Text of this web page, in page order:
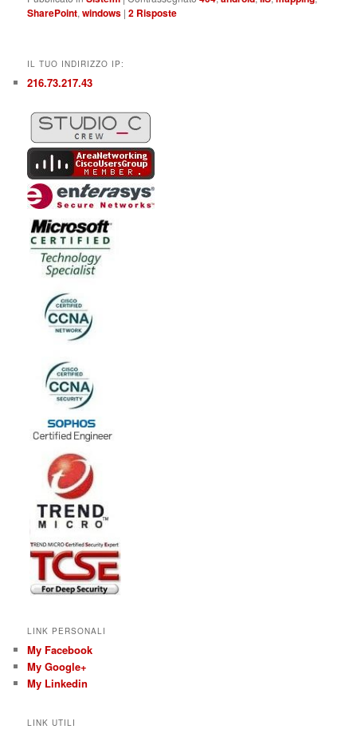
SharePoint,windows |2 Risposte
IL TUO INDIRIZZO IP:
216.73.217.43
LINK PERSONALI
My Facebook
My Google+
My Linkedin
LINK UTILI